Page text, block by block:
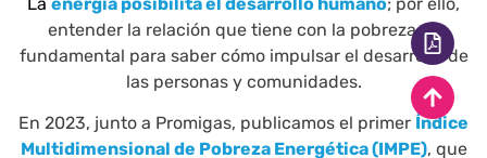
entender la relación que tiene con la pobreza es
fundamental para saber cómo impulsar el desarrollo de
las personas y comunidades.
En 2023, junto a Promigas, publicamos el primer Índice
Multidimensional de Pobreza Energética (IMPE), que